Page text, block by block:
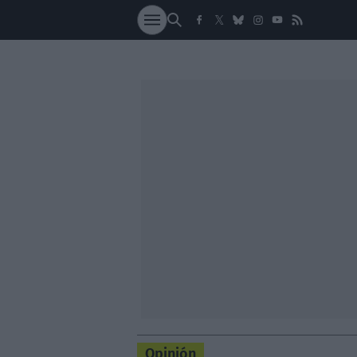
SOCIEDAD